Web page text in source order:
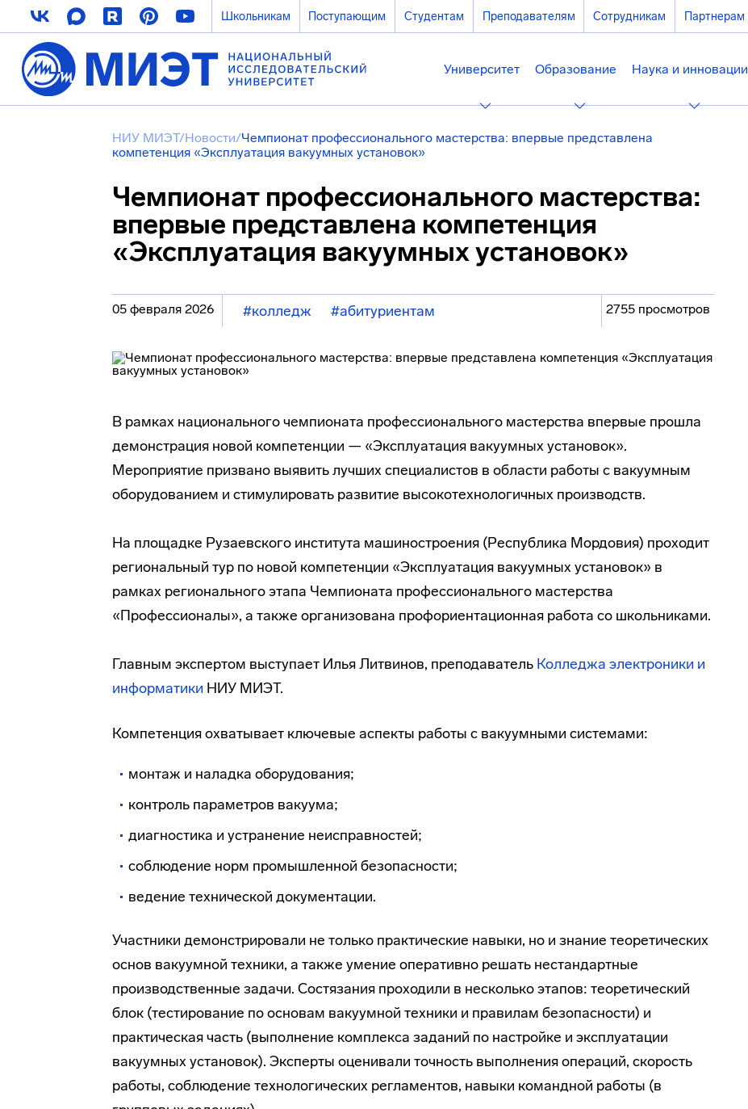
Школьникам Поступающим Студентам Преподавателям Сотрудникам Партнерам
Университет Образование Наука и инновации
НИУ МИЭТ/Новости/Чемпионат профессионального мастерства: впервые представлена
компетенция «Эксплуатация вакуумных установок»
Чемпионат профессионального мастерства:
впервые представлена компетенция
«Эксплуатация вакуумных установок»
05 февраля 2026 #колледж #абитуриентам 2755 просмотров
В рамках национального чемпионата профессионального мастерства впервые прошла
демонстрация новой компетенции — «Эксплуатация вакуумных установок».
Мероприятие призвано выявить лучших специалистов в области работы с вакуумным
оборудованием и стимулировать развитие высокотехнологичных производств.
На площадке Рузаевского института машиностроения (Республика Мордовия) проходит
региональный тур по новой компетенции «Эксплуатация вакуумных установок» в
рамках регионального этапа Чемпионата профессионального мастерства
«Профессионалы», а также организована профориентационная работа со школьниками.
Главным экспертом выступает Илья Литвинов, преподаватель Колледжа электроники и
информатики НИУ МИЭТ.
Компетенция охватывает ключевые аспекты работы с вакуумными системами:
монтаж и наладка оборудования;
контроль параметров вакуума;
диагностика и устранение неисправностей;
соблюдение норм промышленной безопасности;
ведение технической документации.
Участники демонстрировали не только практические навыки, но и знание теоретических
основ вакуумной техники, а также умение оперативно решать нестандартные
производственные задачи. Состязания проходили в несколько этапов: теоретический
блок (тестирование по основам вакуумной техники и правилам безопасности) и
практическая часть (выполнение комплекса заданий по настройке и эксплуатации
вакуумных установок). Эксперты оценивали точность выполнения операций, скорость
работы, соблюдение технологических регламентов, навыки командной работы (в